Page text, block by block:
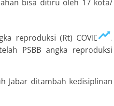
bisa ditiru oleh 17 kota/
reproduksi (Rt) COVID-19.
PSBB angka reproduksi
Jabar ditambah kedisiplinan